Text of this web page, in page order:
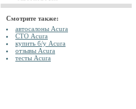
Смотрите также:
автосалоны Acura
СТО Acura
купить б/у Acura
отзывы Acura
тесты Acura